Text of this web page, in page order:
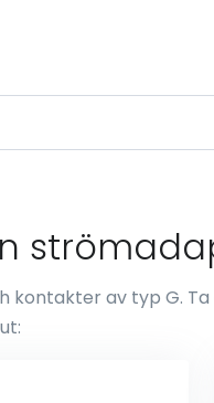
kontakter av typ G.